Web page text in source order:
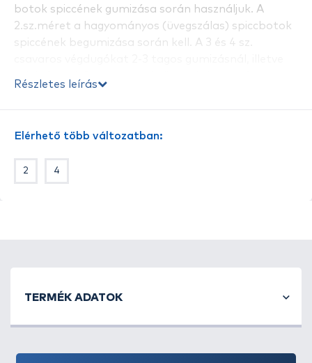
botok spiccének gumizása során használjuk. A
2.sz.méret a hagyományos (üvegszálas) spiccbotok
spiccének begumizása során kell. A 3 és 4 sz.
Részletes leírás
Elérhető több változatban:
2 4
TERMÉK ADATOK